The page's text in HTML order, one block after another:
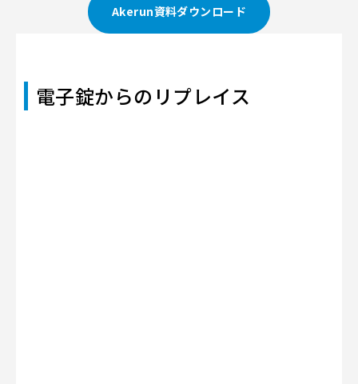
電子錠からのリプレイス
Akerun資料ダウンロード